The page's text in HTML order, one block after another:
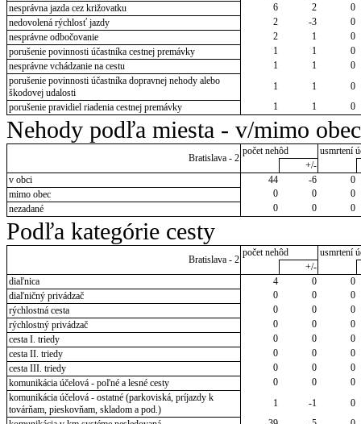
nesprávna jazda cez križovatku
6 2
0
nedovolená rýchlosť jazdy
2 -3
0
nesprávne odbočovanie
2 1
0
porušenie povinnosti účastníka cestnej premávky
1 1
0
nesprávne vchádzanie na cestu
1 1
0
porušenie povinnosti účastníka dopravnej nehody alebo
škodovej udalosti
1 1
0
porušenie pravidiel riadenia cestnej premávky
1 1 0
Nehody podľa miesta - v/mimo obec
Bratislava - 2
počet nehôd
usmrtení
+/-
v obci
44 -6
0
mimo obec
0 0
0
nezadané
0 0 0
Podľa kategórie cesty
Bratislava - 2
počet nehôd
usmrtení
+/-
diaľnica
4 0
0
diaľničný privádzač
0 0
0
rýchlostná cesta
0 0
0
rýchlostný privádzač
0 0
0
cesta I. triedy
0 0
0
cesta II. triedy
0 0
0
cesta III. triedy
0 0
0
komunikácia účelová - poľné a lesné cesty
0 0
0
komunikácia účelová - ostatné (parkoviská, príjazdy k
továrňam, pieskovňam, skladom a pod.)
1 -1
0